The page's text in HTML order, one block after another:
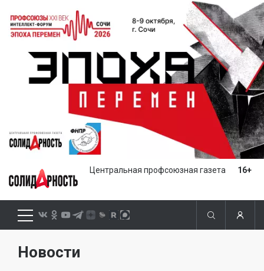
Центральная профсоюзная газета 16+
Новости